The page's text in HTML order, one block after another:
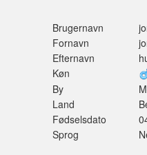
Brugernavn
Fornavn
Efternavn
Køn
By
Land
Fødselsdato
Sprog